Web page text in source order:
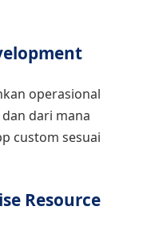
operasional
dari mana
custom sesuai
Resource